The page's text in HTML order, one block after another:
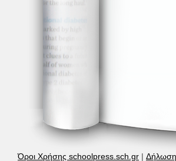
Όροι Χρήσης schoolpress.sch.gr | Δήλωση